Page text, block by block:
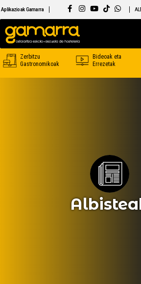
Aplikazioak Gamarra
Zerbitzu
Gastronomikoak
Bideoak eta
Errezetak